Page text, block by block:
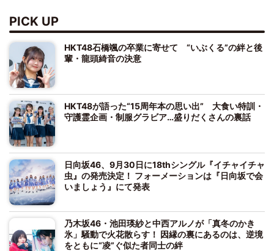
PICK UP
HKT48石橋颯の卒業に寄せて “いぶくる”の絆と後
輩・龍頭綺音の決意
HKT48が語った“15周年本の思い出” 大食い特訓・
守護霊企画・制服グラビア…盛りだくさんの裏話
日向坂46、9月30日に18thシングル『イチャイチャ
虫』の発売決定！ フォーメーションは『日向坂で会
いましょう』にて発表
乃木坂46・池田瑛紗と中西アルノが「真冬のかき
氷」騒動で火花散らす！ 因縁の裏にあるのは、逆境
をともに“凌”ぐ似た者同士の絆